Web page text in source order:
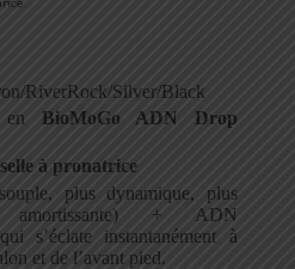
RiverRock/Silver/Black
en BioMoGo ADN Drop
à pronatrice
plus dynamique, plus
+ ADN
s’éclate instantanément à
et de l’avant pied.